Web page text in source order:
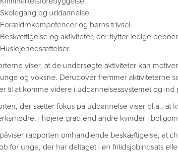
Skolegang og uddannelse.
Forældrekompetencer og børns trivsel.
Beskæftigelse og aktiviteter, der flytter ledige
Huslejenedsættelser.
viser, at de undersøgte aktiviteter kan
og voksne. Derudover fremmer aktiviteterne
til at komme videre i uddannelsessystemet og ind
der sætter fokus på uddannelse viser bl.a., at
i højere grad end andre kvinder i
rapporten omhandlende beskæftigelse, at
for unge, der har deltaget i en fritidsjobindsats